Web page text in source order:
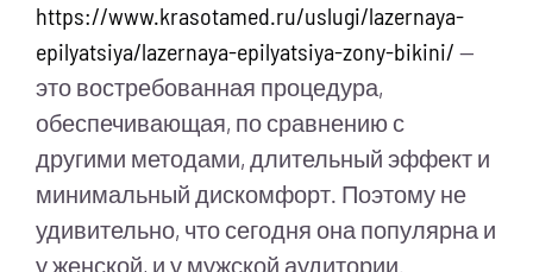
https://www.krasotamed.ru/uslugi/lazernaya-
epilyatsiya/lazernaya-epilyatsiya-zony-bikini/ —
это востребованная процедура,
обеспечивающая, по сравнению с
другими методами, длительный эффект и
минимальный дискомфорт. Поэтому не
удивительно, что сегодня она популярна и
у женской, и у мужской аудитории.